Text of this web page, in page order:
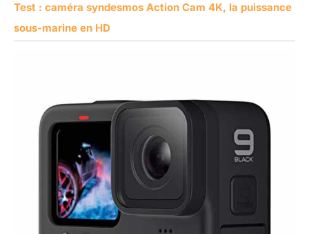
Test : caméra syndesmos Action Cam 4K, la puissance
sous-marine en HD